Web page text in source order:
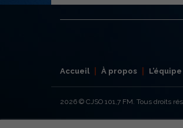
Accueil À propos L’équipe
2026 © CJSO 101,7 FM. Tous droits